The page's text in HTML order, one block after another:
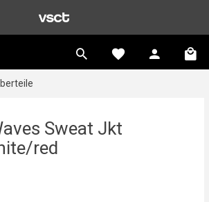
Sweat Jkt
red